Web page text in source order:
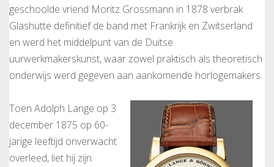
geschoolde vriend Moritz Grossmann in 1878 verbrak
Glashütte definitief de band met Frankrijk en Zwitserland
en werd het middelpunt van de Duitse
uurwerkmakerskunst, waar zowel praktisch als theoretisch
onderwijs werd gegeven aan aankomende horlogemakers.
Toen Adolph Lange op 3
december 1875 op 60-
jarige leeftijd onverwacht
overleed, liet hij zijn